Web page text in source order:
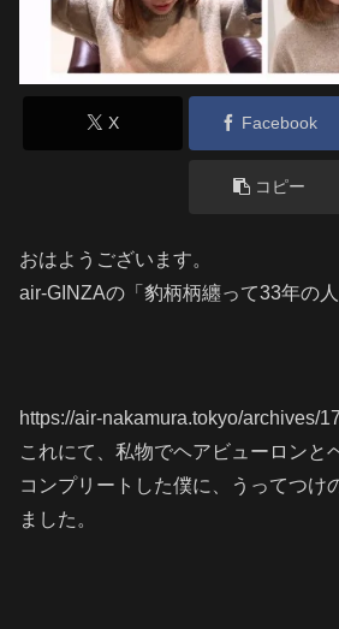
X Facebook
コピー
おはようございます。
air-GINZAの「豹柄柄纏って33年の人
https://air-nakamura.tokyo/archives/
これにて、私物でヘアビューロンと
コンプリートした僕に、うってつけ
ました。